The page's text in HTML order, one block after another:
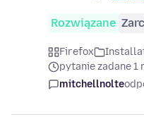
Rozwiązane
Firefox
pytanie zadane 1
mitchellnolte